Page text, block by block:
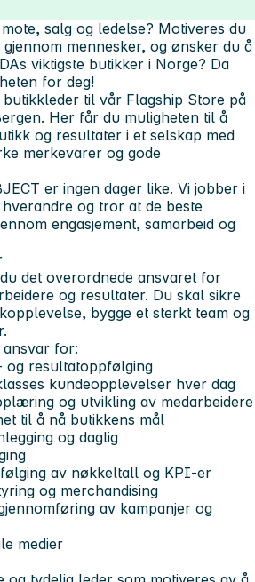
salg og ledelse? Motiveres du
mennesker, og ønsker du å
viktigste butikker i Norge? Da
for deg!
til vår Flagship Store på
Her får du muligheten til å
og resultater i et selskap med
merkevarer og gode
er ingen dager like. Vi jobber i
og tror at de beste
engasjement, samarbeid og
det overordnede ansvaret for
og resultater. Du skal sikre
bygge et sterkt team og
for:
og resultatoppfølging
kundeopplevelser hver dag
og utvikling av medarbeidere
til å nå butikkens mål
og daglig
av nøkkeltall og KPI-er
og merchandising
av kampanjer og
medier